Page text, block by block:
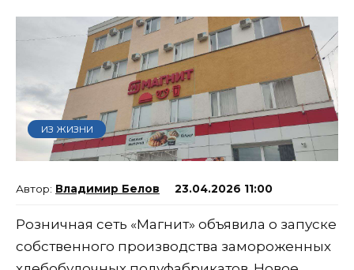
ИЗ ЖИЗНИ
Владимир Белов 23.04.2026 11:00
Розничная сеть «Магнит» объявила о запуске
собственного производства замороженных